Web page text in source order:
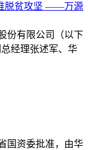
脱贫攻坚 ——万源
份有限公司（以下
经理张述军、华
国资委批准，由华